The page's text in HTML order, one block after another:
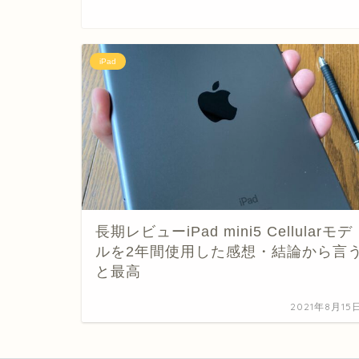
iPad
長期レビューiPad mini5 Cellularモデ
ルを2年間使用した感想・結論から言
と最高
2021年8月15